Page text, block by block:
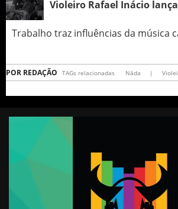
Violeiro Rafael Inácio
Trabalho traz influências da música
POR REDAÇÃO TAGs relacionadas Nāda |